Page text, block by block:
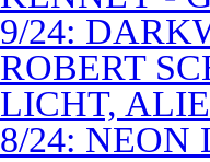
9/24:
ROBERT
LICHT,
8/24: NEON